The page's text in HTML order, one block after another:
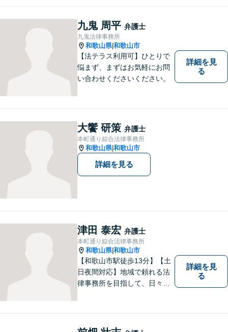
く対応可能。【地域に根ざし
た弁護士】法律トラブルでお
悩みの方は、お気軽にご相談
ください。
九鬼 周平 弁護士
九鬼法律事務所
和歌山県|和歌山市
【法テラス利用可】ひとりで
悩まず、まずはお気軽にお問
い合わせくださいください。
詳細を見
る
大饗 研策 弁護士
本町通り綜合法律事務所
和歌山県|和歌山市
詳細を見る
津田 泰宏 弁護士
本町通り綜合法律事務所
和歌山県|和歌山市
【和歌山市駅徒歩13分】【土
日夜間対応】地域で頼れる法
律事務所を目指して、日々尽
民事事件など、幅広く対応可
能です。まずはお気軽にご相
詳細を見
る